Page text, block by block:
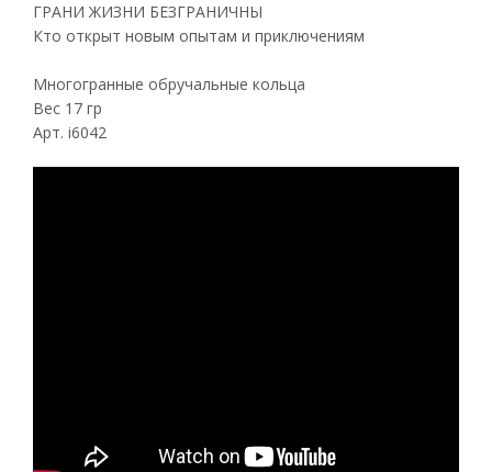
ГРАНИ ЖИЗНИ БЕЗГРАНИЧНЫ
Кто открыт новым опытам и приключениям
Многогранные обручальные кольца
Вес 17 гр
Арт. i6042